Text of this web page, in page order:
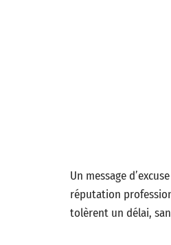
Un message
réputation
tolèrent un délai,